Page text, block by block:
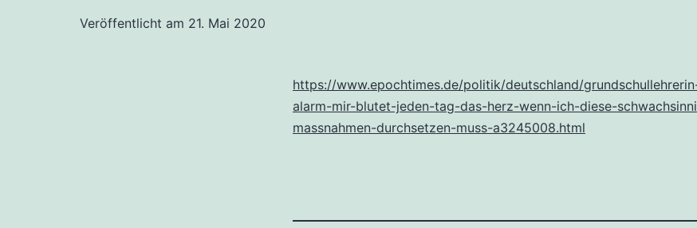
Veröffentlicht am 21. Mai 2020
https://www.epochtimes.de/politik/deutschland/
alarm-mir-blutet-jeden-tag-das-herz-wenn-ich-diese-
massnahmen-durchsetzen-muss-a3245008.html